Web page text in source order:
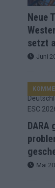
Neue
setzt
Juni
Mai